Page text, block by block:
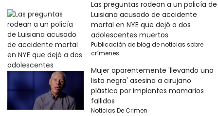
Las preguntas rodean a un policía de
Luisiana acusado de accidente
mortal en NYE que dejó a dos
adolescentes muertos
Publicación de blog de noticias sobre
crímenes
Mujer aparentemente 'llevando una
lista negra' asesina a cirujano
plástico por implantes mamarios
fallidos
Noticias De Crimen